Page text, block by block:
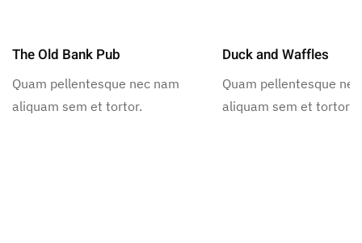
The Old Bank Pub
Quam pellentesque nec nam
aliquam sem et tortor.
Duck and Waffles
Quam pellentesque
aliquam sem et tortor.